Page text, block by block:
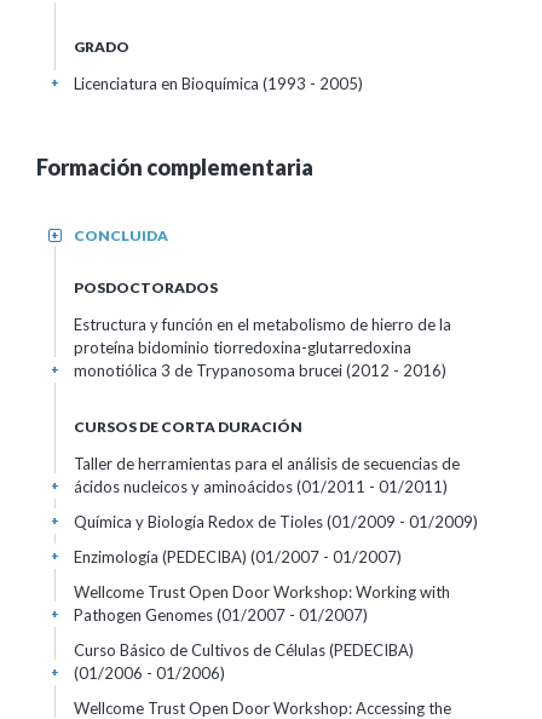
GRADO
Licenciatura en Bioquímica (1993 - 2005)
+
Formación complementaria
CONCLUIDA
+
POSDOCTORADOS
Estructura y función en el metabolismo de hierro de la
proteína bidominio tiorredoxina-glutarredoxina
monotiólica 3 de Trypanosoma brucei (2012 - 2016)
+
CURSOS DE CORTA DURACIÓN
Taller de herramientas para el análisis de secuencias de
ácidos nucleicos y aminoácidos(01/2011 - 01/2011)
+
Química y Biología Redox de Tioles(01/2009 - 01/2009)
+
Enzimología (PEDECIBA) (01/2007 - 01/2007)
+
Wellcome Trust Open Door Workshop: Working with
Pathogen Genomes(01/2007 - 01/2007)
+
Curso Básico de Cultivos de Células (PEDECIBA)
(01/2006 - 01/2006)
+
Wellcome Trust Open Door Workshop: Accessing the